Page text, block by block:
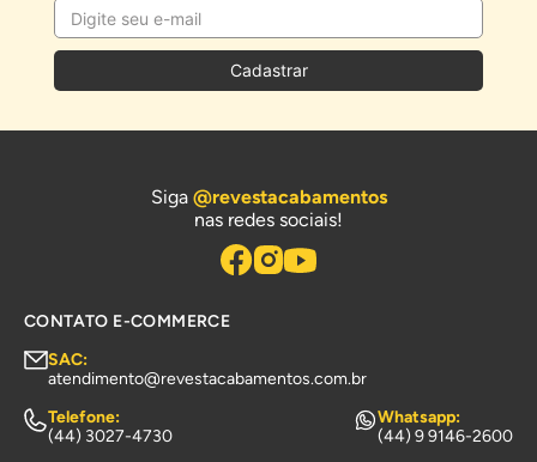
Cadastrar
Siga @revestacabamentos
nas redes sociais!
CONTATO E-COMMERCE
SAC:
atendimento@revestacabamentos.com.br
Telefone:
(44) 3027-4730
Whatsapp:
(44) 9 9146-2600